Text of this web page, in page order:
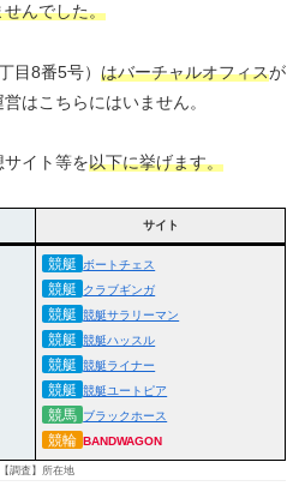
せんでした。
目8番5号） はバーチャルオフィスが
はこちらにはいません。
サイト等を以下に挙げます。
サイト
競艇 ボートチェス
競艇 クラブギンガ
競艇 競艇サラリーマン
競艇 競艇ハッスル
競艇 競艇ライナー
競艇 競艇ユートピア
競馬 ブラックホース
競輪 BANDWAGON
【調査】所在地